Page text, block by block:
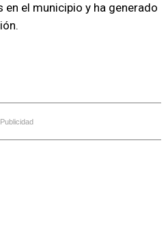
el municipio y ha generado
Publicidad